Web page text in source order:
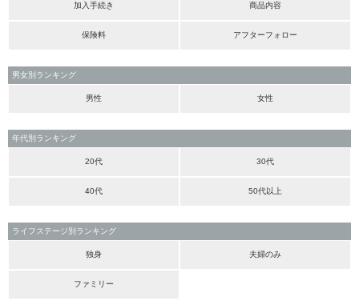
加入手続き 商品内容
保険料 アフターフォロー
男女別ランキング
男性 女性
年代別ランキング
20代 30代
40代 50代以上
ライフステージ別ランキング
独身 夫婦のみ
ファミリー